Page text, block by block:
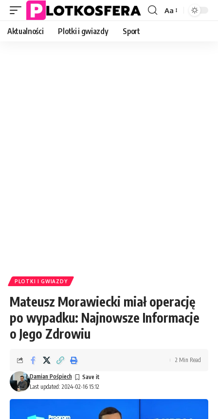
Font
Aa
Aktualności Plotki i gwiazdy Sport
PLOTKI I GWIAZDY
Mateusz Morawiecki miał operację
po wypadku: Najnowsze Informacje
o Jego Zdrowiu
Last updated: 2024-02-16 15:12
Damian Pośpiech
2 Min Read